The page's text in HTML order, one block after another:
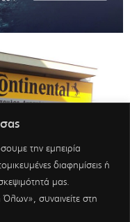
την εμπειρία
διαφημίσεις ή
μας.
συναινείτε στη